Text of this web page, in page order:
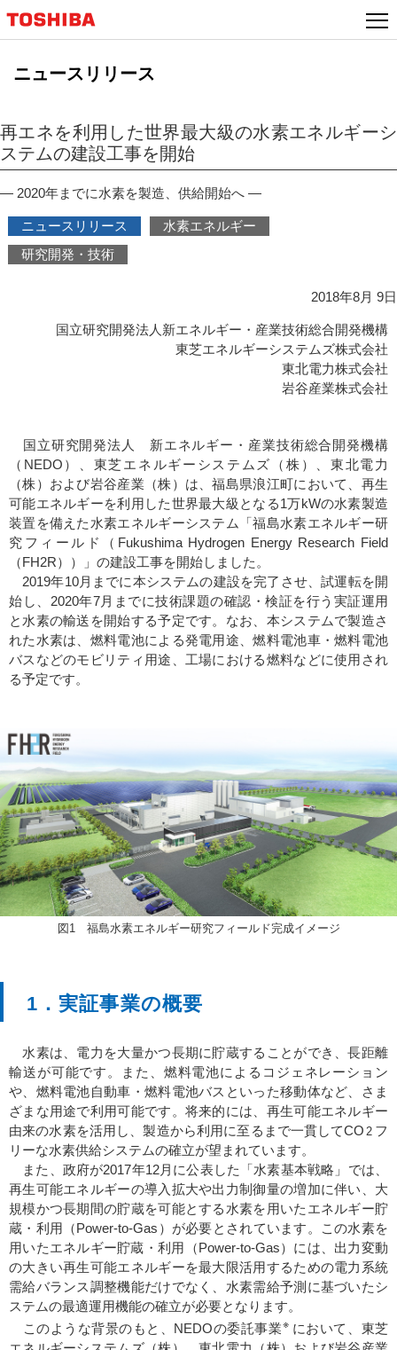
ジ
プ
ニュースリリース
再エネを利用した世界最大級の水素エネルギーシ
ステムの建設工事を開始
― 2020年までに水素を製造、供給開始へ ―
ニュースリリース
水素エネルギー
研究開発・技術
2018年8月 9日
国立研究開発法人新エネルギー・産業技術総合開発機構
東芝エネルギーシステムズ株式会社
東北電力株式会社
岩谷産業株式会社
国立研究開発法人 新エネルギー・産業技術総合開発機構
（NEDO）、東芝エネルギーシステムズ（株）、東北電力
（株）および岩谷産業（株）は、福島県浪江町において、再生
可能エネルギーを利用した世界最大級となる1万kWの水素製造
装置を備えた水素エネルギーシステム「福島水素エネルギー研
究フィールド（Fukushima Hydrogen Energy Research Field
（FH2R））」の建設工事を開始しました。
2019年10月までに本システムの建設を完了させ、試運転を開
始し、2020年7月までに技術課題の確認・検証を行う実証運用
と水素の輸送を開始する予定です。なお、本システムで製造さ
れた水素は、燃料電池による発電用途、燃料電池車・燃料電池
バスなどのモビリティ用途、工場における燃料などに使用され
る予定です。
図1 福島水素エネルギー研究フィールド完成イメージ
1．実証事業の概要
水素は、電力を大量かつ長期に貯蔵することができ、長距離
輸送が可能です。また、燃料電池によるコジェネレーション
や、燃料電池自動車・燃料電池バスといった移動体など、さま
ざまな用途で利用可能です。将来的には、再生可能エネルギー
由来の水素を活用し、製造から利用に至るまで一貫してCO 2 フ
リーな水素供給システムの確立が望まれています。
また、政府が2017年12月に公表した「水素基本戦略」では、
再生可能エネルギーの導入拡大や出力制御量の増加に伴い、大
規模かつ長期間の貯蔵を可能とする水素を用いたエネルギー貯
蔵・利用（Power-to-Gas）が必要とされています。この水素を
用いたエネルギー貯蔵・利用（Power-to-Gas）には、出力変動
の大きい再生可能エネルギーを最大限活用するための電力系統
需給バランス調整機能だけでなく、水素需給予測に基づいたシ
ステムの最適運用機能の確立が必要となります。
このような背景のもと、NEDOの委託事業※ において、東芝